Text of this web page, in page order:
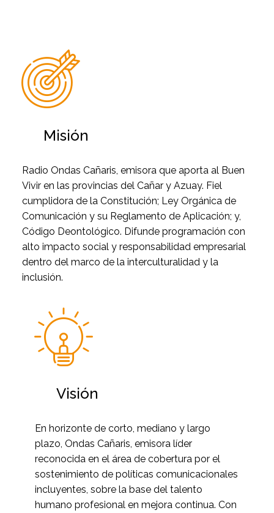


Misión
Radio Ondas Cañaris, emisora que aporta al Buen
Vivir en las provincias del Cañar y Azuay. Fiel
cumplidora de la Constitución; Ley Orgánica de
Comunicación y su Reglamento de Aplicación; y,
Código Deontológico. Difunde programación con
alto impacto social y responsabilidad empresarial
dentro del marco de la interculturalidad y la
inclusión.


Visión
En horizonte de corto, mediano y largo
plazo, Ondas Cañaris, emisora líder
reconocida en el área de cobertura por el
sostenimiento de políticas comunicacionales
incluyentes, sobre la base del talento
humano profesional en mejora continua. Con